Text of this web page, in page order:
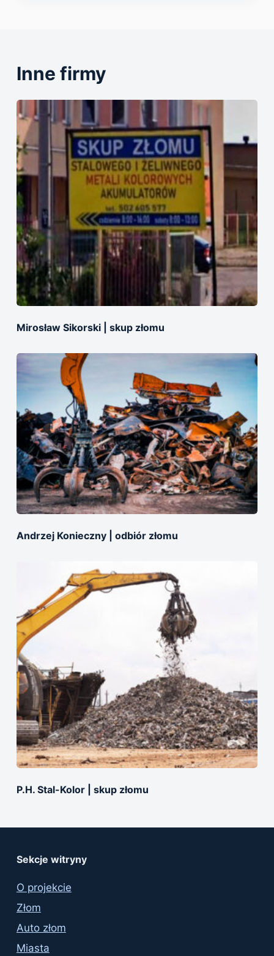
Inne firmy
Mirosław Sikorski | skup złomu
Andrzej Konieczny | odbiór złomu
P.H. Stal-Kolor | skup złomu
Sekcje witryny
O projekcie
Złom
Auto złom
Miasta